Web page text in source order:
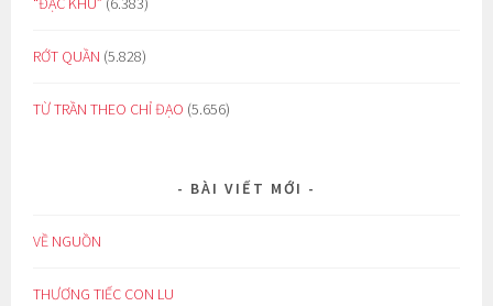
RỚT QUẦN (5.828)
TỪ TRẦN THEO CHỈ ĐẠO (5.656)
BÀI VIẾT MỚI
VỀ NGUỒN
THƯƠNG TIẾC CON LU